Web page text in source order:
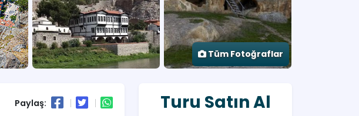
Tüm Fotoğraflar
Paylaş:
Turu Satın Al